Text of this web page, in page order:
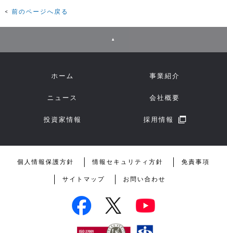
前のページへ戻る
▲
ホーム 事業紹介
ニュース 会社概要
投資家情報 採用情報
個人情報保護方針 情報セキュリティ方針 免責事項
サイトマップ お問い合わせ